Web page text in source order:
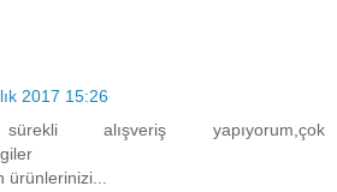
2017 15:26
alışveriş yapıyorum,çok
ürünlerinizi...